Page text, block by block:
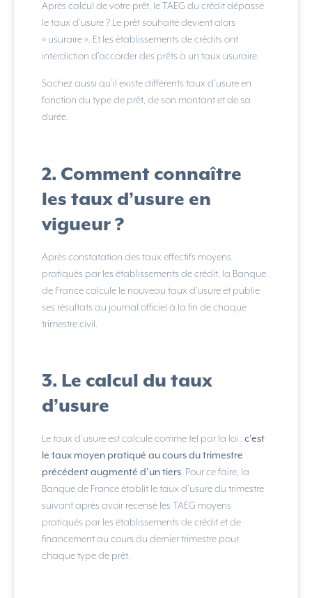
Après calcul de votre prêt, le TAEG du crédit dépasse
le taux d’usure ? Le prêt souhaité devient alors
« usuraire ». Et les établissements de crédits ont
interdiction d’accorder des prêts à un taux usuraire.
Sachez aussi qu’il existe différents taux d’usure en
fonction du type de prêt, de son montant et de sa
durée.
2. Comment connaître
les taux d’usure en
vigueur ?
Après constatation des taux effectifs moyens
pratiqués par les établissements de crédit, la Banque
de France calcule le nouveau taux d’usure et publie
ses résultats au journal officiel à la fin de chaque
trimestre civil.
3. Le calcul du taux
d’usure
Le taux d’usure est calculé comme tel par la loi : c’est
le taux moyen pratiqué au cours du trimestre
précédent augmenté d’un tiers. Pour ce faire, la
Banque de France établit le taux d’usure du trimestre
suivant après avoir recensé les TAEG moyens
pratiqués par les établissements de crédit et de
financement au cours du dernier trimestre pour
chaque type de prêt.